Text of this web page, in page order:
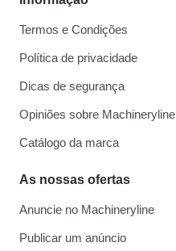
Termos e Condições
Política de privacidade
Dicas de segurança
Opiniões sobre Machineryline
Catálogo da marca
As nossas ofertas
Anuncie no Machineryline
Publicar um anúncio